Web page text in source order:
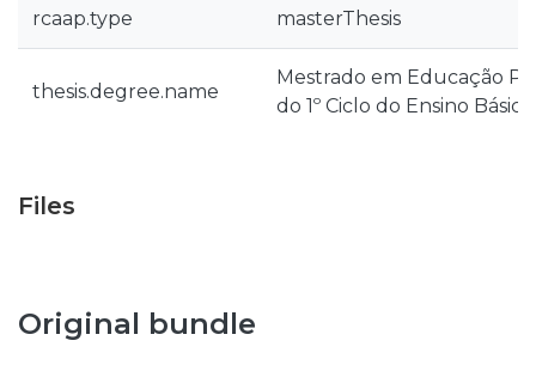
rcaap.type masterThesis
thesis.degree.name
Mestrado em Educação
do 1º Ciclo do Ensino Básico
Files
Original bundle